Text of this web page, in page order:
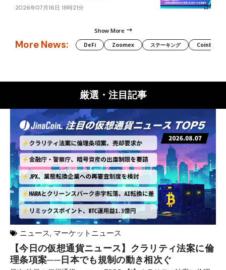
2026年07月16日 18時21分
Show More
More News: DeFi Zoomex ステーキング Coinbase
厳選・注目記事
ニュース, マーケットニュース
【今日の仮想通貨ニュース】クラリティ法案に倫
理条項案──日本でも規制の動き相次ぐ